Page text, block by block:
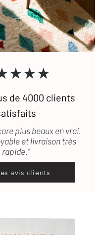
de 4000 clients
plus beaux en vrai.
et livraison très
rapide.”
avis clients